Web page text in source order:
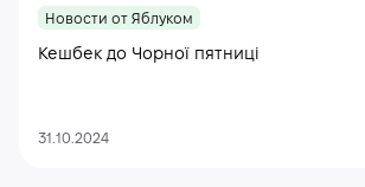
Новости от Яблуком
Кешбек до Чорної пятниці
31.10.2024